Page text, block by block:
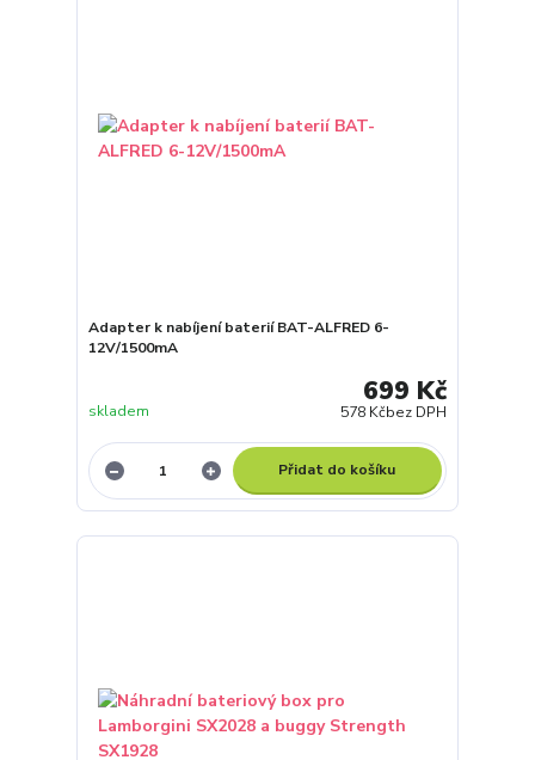
Adapter k nabíjení baterií BAT-ALFRED 6-
12V/1500mA
699 Kč
578 Kčbez DPH
skladem
Přidat do košíku